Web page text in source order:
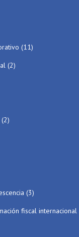
(11)
(2)
(2)
(3)
fiscal internacional